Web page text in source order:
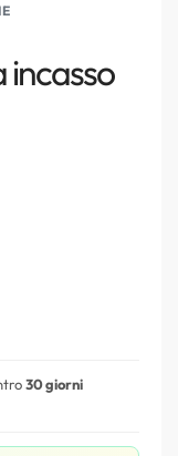
incasso
30 giorni